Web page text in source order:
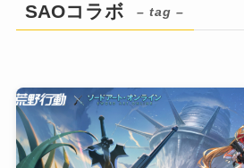
SAOコラボ – tag –